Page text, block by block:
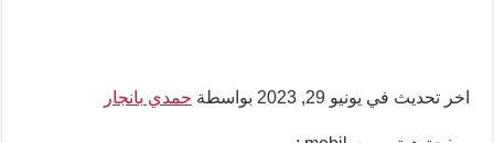
اخر تحديث في يونيو 29, 2023 بواسطة حمدي بانجار